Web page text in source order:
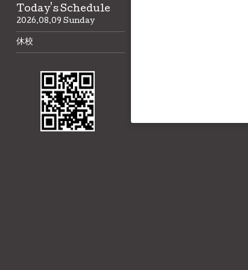
Today's Schedule
2026.08.09 Sunday
休校